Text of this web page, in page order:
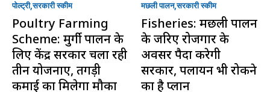
पोल्ट्री सरकारी स्की‍म
Poultry Farming
Scheme: मुर्गी पालन के
लिए केंद्र सरकार चला रही
तीन योजनाएं, तगड़ी
कमाई का मिलेगा मौका
मछली पालन सरकारी स्की‍म
Fisheries: मछली पालन
के जरिए रोजगार के
अवसर पैदा करेगी
सरकार, पलायन भी रोकने
का है प्लान